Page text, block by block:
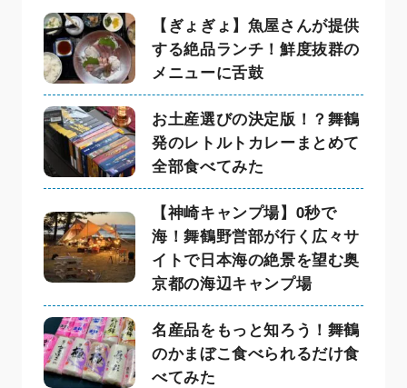
【ぎょぎょ】魚屋さんが提供
する絶品ランチ！鮮度抜群の
メニューに舌鼓
お土産選びの決定版！？舞鶴
発のレトルトカレーまとめて
全部食べてみた
【神崎キャンプ場】0秒で
海！舞鶴野営部が行く広々サ
イトで日本海の絶景を望む奥
京都の海辺キャンプ場
名産品をもっと知ろう！舞鶴
のかまぼこ食べられるだけ食
べてみた